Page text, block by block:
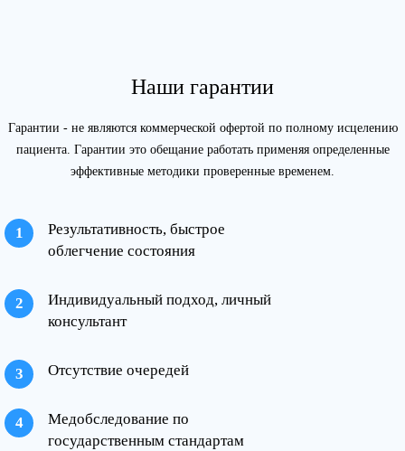
Наши гарантии
Гарантии - не являются коммерческой офертой по полному исцелению
пациента. Гарантии это обещание работать применяя определенные
эффективные методики проверенные временем.
Результативность, быстрое
облегчение состояния
Индивидуальный подход, личный
консультант
Отсутствие очередей
Медобследование по
государственным стандартам